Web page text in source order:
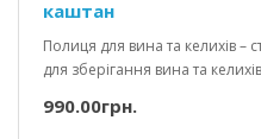
каштан
Полиця для вина та келихів –
для зберігання вина та
990.00грн.